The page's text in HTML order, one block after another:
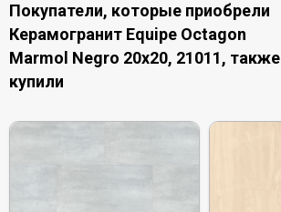
Покупатели, которые приобрели
Керамогранит Equipe Octagon
Marmol Negro 20x20, 21011, также
купили